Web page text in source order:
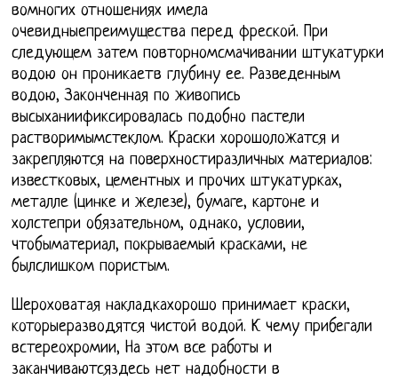
вомногих отношениях имела
очевидныепреимущества перед фреской. При
следующем затем повторномсмачивании штукатурки
водою он проникаетв глубину ее. Разведенным
водою, Законченная по живопись
высыханиификсировалась подобно пастели
растворимымстеклом. Краски хорошоложатся и
закрепляются на поверхностиразличных материалов:
известковых, цементных и прочих штукатурках,
металле (цинке и железе), бумаге, картоне и
холстепри обязательном, однако, условии,
чтобыматериал, покрываемый красками, не
былслишком пористым.
Шероховатая накладкахорошо принимает краски,
которыеразводятся чистой водой. К чему прибегали
встереохромии, На этом все работы и
заканчиваютсяздесь нет надобности в